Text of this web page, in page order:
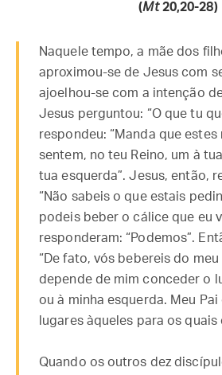
(Mt20,20-28)
Naquele tempo, a mãe dos
aproximou-se de Jesus com
ajoelhou-se com a intenção
Jesus perguntou: “O que tu
respondeu: “Manda que
sentem, no teu Reino, um à
tua esquerda”. Jesus, então,
“Não sabeis o que estais
podeis beber o cálice que eu
responderam: “Podemos”.
“De fato, vós bebereis do
depende de mim conceder o
ou à minha esquerda. Meu Pai
lugares àqueles para os quais
Quando os outros dez